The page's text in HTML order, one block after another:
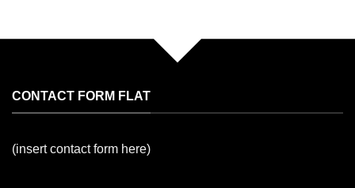
CONTACT FORM FLAT
(insert contact form here)